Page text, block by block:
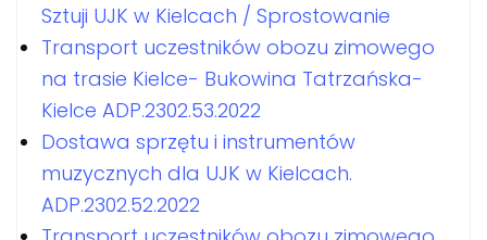
Sztuji UJK w Kielcach / Sprostowanie
Transport uczestników obozu zimowego
na trasie Kielce- Bukowina Tatrzańska-
Kielce ADP.2302.53.2022
Dostawa sprzętu i instrumentów
muzycznych dla UJK w Kielcach.
ADP.2302.52.2022